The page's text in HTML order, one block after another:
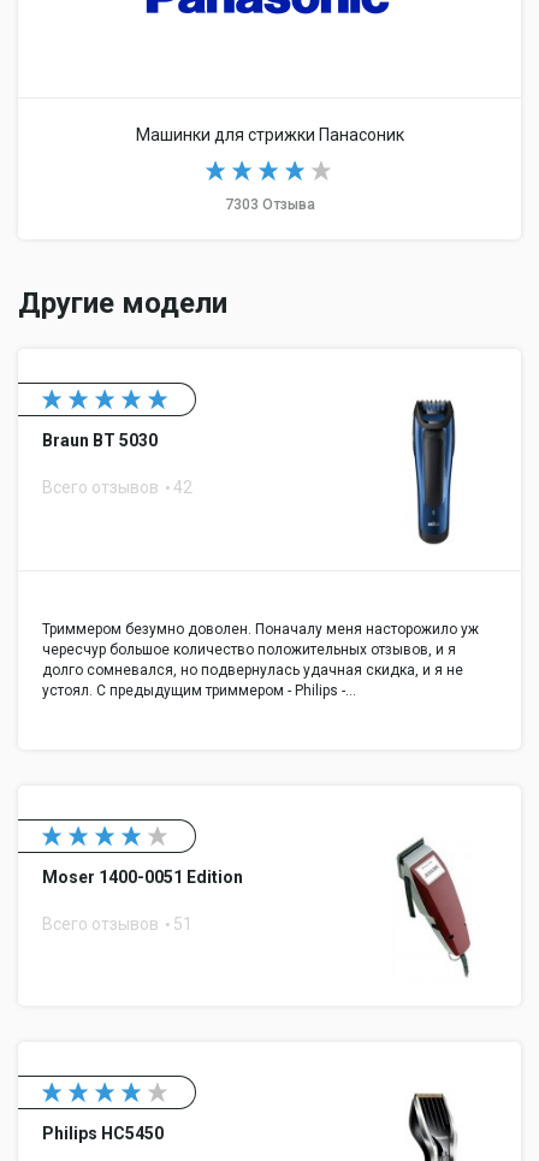
Машинки для стрижки Панасоник
7303 Отзыва
Другие модели
Braun BT 5030
Всего отзывов 42
Триммером безумно доволен. Поначалу меня насторожило уж
чересчур большое количество положительных отзывов, и я
долго сомневался, но подвернулась удачная скидка, и я не
устоял. С предыдущим триммером - Philips -…
Moser 1400-0051 Edition
Всего отзывов 51
Philips HC5450